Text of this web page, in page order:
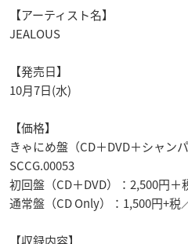
【アーティスト名】
JEALOUS
【発売日】
10月7日(水)
【価格】
きゃにめ盤（CD＋DVD＋シャン
SCCG.00053
初回盤（CD＋DVD）：2,500円＋
通常盤（CD Only）：1,500円+税